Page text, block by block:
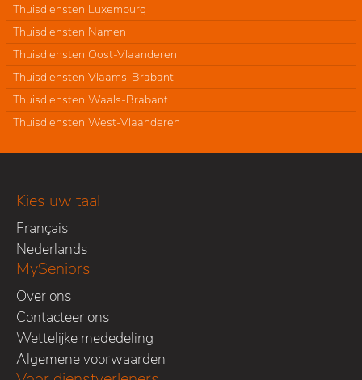
Thuisdiensten Luxemburg
Thuisdiensten Namen
Thuisdiensten Oost-Vlaanderen
Thuisdiensten Vlaams-Brabant
Thuisdiensten Waals-Brabant
Thuisdiensten West-Vlaanderen
Kies uw taal
Français
Nederlands
MySeniors
Over ons
Contacteer ons
Wettelijke mededeling
Algemene voorwaarden